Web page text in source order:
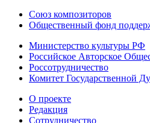
Союз композиторов
Общественный фонд
Министерство культуры РФ
Российское Авторское
Россотрудничество
Комитет Государственной
О проекте
Редакция
Сотрудничество